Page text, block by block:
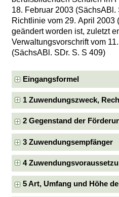
18. Februar 2003 (SächsABl.
Richtlinie vom 29. April 2003
geändert worden ist, zuletzt
Verwaltungsvorschrift vom
(SächsABl. SDr. S. S 409)
Eingangsformel
1 Zuwendungszweck,
2 Gegenstand der
3 Zuwendungsempfänger
4
5 Art, Umfang und Höhe